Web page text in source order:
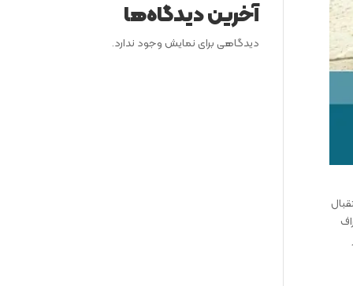
آخرین دیدگاه‌ها
دیدگاهی برای نمایش وجود ندارد.